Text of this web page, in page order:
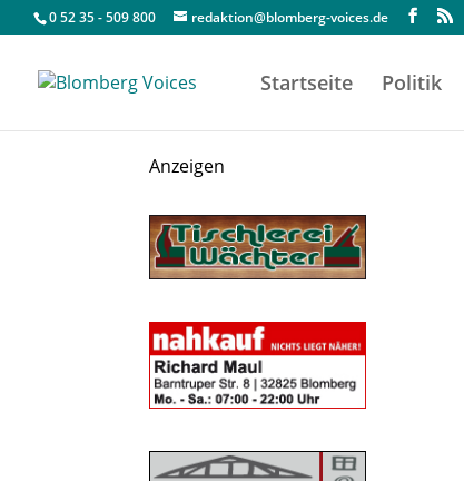
0 52 35 - 509 800 redaktion@blomberg-voices.de
Startseite Politik
Anzeigen